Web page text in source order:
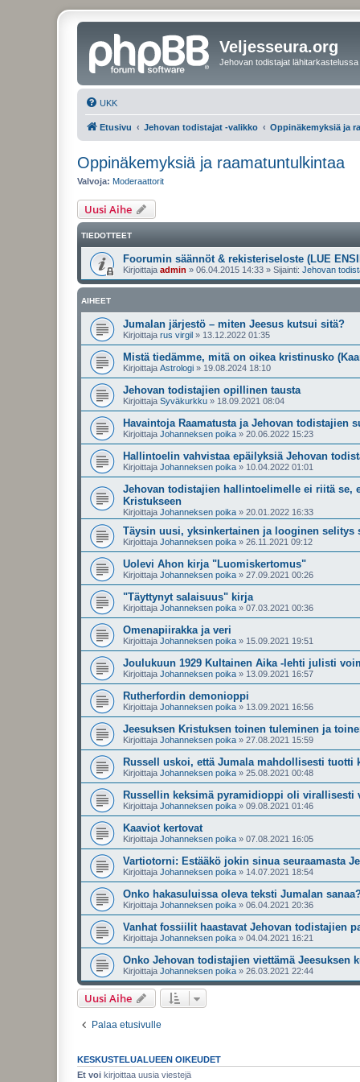
Veljesseura.org
Jehovan todistajat lähitarkastelussa
UKK
Etusivu Jehovan todistajat -valikko Oppinäkemyksiä ja
Oppinäkemyksiä ja raamatuntulkintaa
Valvoja: Moderaattorit
Uusi Aihe
TIEDOTTEET
Foorumin säännöt & rekisteriseloste (LUE
Kirjoittaja admin » 06.04.2015 14:33 » Sijainti: Jehovan
AIHEET
Jumalan järjestö – miten Jeesus kutsui sitä?
Kirjoittaja rus virgil » 13.12.2022 01:35
Mistä tiedämme, mitä on oikea kristinusko
Kirjoittaja Astrologi » 19.08.2024 18:10
Jehovan todistajien opillinen tausta
Kirjoittaja Syväkurkku » 18.09.2021 08:04
Havaintoja Raamatusta ja Jehovan todistajien
Kirjoittaja Johanneksen poika » 20.06.2022 15:23
Hallintoelin vahvistaa epäilyksiä Jehovan
Kirjoittaja Johanneksen poika » 10.04.2022 01:01
Jehovan todistajien hallintoelimelle ei riitä se,
Kristukseen
Kirjoittaja Johanneksen poika » 20.01.2022 16:33
Täysin uusi, yksinkertainen ja looginen selitys
Kirjoittaja Johanneksen poika » 26.11.2021 09:12
Uolevi Ahon kirja "Luomiskertomus"
Kirjoittaja Johanneksen poika » 27.09.2021 00:26
"Täyttynyt salaisuus" kirja
Kirjoittaja Johanneksen poika » 07.03.2021 00:36
Omenapiirakka ja veri
Kirjoittaja Johanneksen poika » 15.09.2021 19:51
Joulukuun 1929 Kultainen Aika -lehti julisti
Kirjoittaja Johanneksen poika » 13.09.2021 16:57
Rutherfordin demonioppi
Kirjoittaja Johanneksen poika » 13.09.2021 16:56
Jeesuksen Kristuksen toinen tuleminen ja
Kirjoittaja Johanneksen poika » 27.08.2021 15:59
Russell uskoi, että Jumala mahdollisesti
Kirjoittaja Johanneksen poika » 25.08.2021 00:48
Russellin keksimä pyramidioppi oli virallisesti
Kirjoittaja Johanneksen poika » 09.08.2021 01:46
Kaaviot kertovat
Kirjoittaja Johanneksen poika » 07.08.2021 16:05
Vartiotorni: Estääkö jokin sinua seuraamasta
Kirjoittaja Johanneksen poika » 14.07.2021 18:54
Onko hakasuluissa oleva teksti Jumalan
Kirjoittaja Johanneksen poika » 06.04.2021 20:36
Vanhat fossiilit haastavat Jehovan todistajien
Kirjoittaja Johanneksen poika » 04.04.2021 16:21
Onko Jehovan todistajien viettämä Jeesuksen
Kirjoittaja Johanneksen poika » 26.03.2021 22:44
Uusi Aihe
Palaa etusivulle
KESKUSTELUALUEEN OIKEUDET
Et voi kirjoittaa uusia viestejä